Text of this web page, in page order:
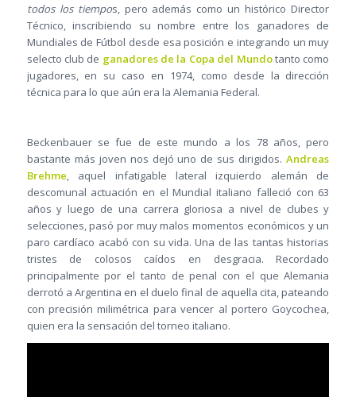
todos los tiempos, pero además como un histórico Director
Técnico, inscribiendo su nombre entre los ganadores de
Mundiales de Fútbol desde esa posición e integrando un muy
selecto club de ganadores de la Copa del Mundotanto como
jugadores, en su caso en 1974, como desde la dirección
técnica para lo que aún era la Alemania Federal.
Beckenbauer se fue de este mundo a los 78 años, pero
bastante más joven nos dejó uno de sus dirigidos.Andreas
Brehme, aquel infatigable lateral izquierdo alemán de
descomunal actuación en el Mundial italiano falleció con 63
años y luego de una carrera gloriosa a nivel de clubes y
selecciones, pasó por muy malos momentos económicos y un
paro cardíaco acabó con su vida. Una de las tantas historias
tristes de colosos caídos en desgracia. Recordado
principalmente por el tanto de penal con el que Alemania
derrotó a Argentina en el duelo final de aquella cita, pateando
con precisión milimétrica para vencer al portero Goycochea,
quien era la sensación del torneo italiano.